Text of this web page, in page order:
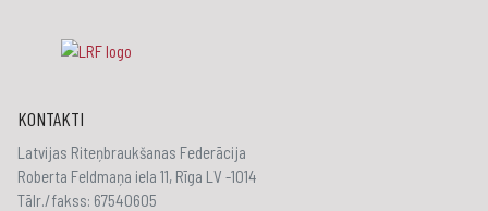
KONTAKTI
Latvijas Riteņbraukšanas Federācija
Roberta Feldmaņa iela 11, Rīga LV -1014
Tālr./fakss: 67540605